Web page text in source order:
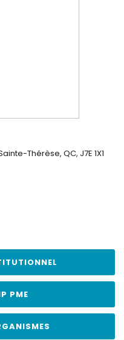
Thérèse, QC, J7E 1X1
PME